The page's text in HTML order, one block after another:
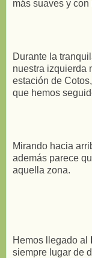
más suaves y
Durante la
nuestra izquierda
estación de
que hemos
Mirando hacia
además parece
aquella zona.
Hemos llegado al
siempre lugar de